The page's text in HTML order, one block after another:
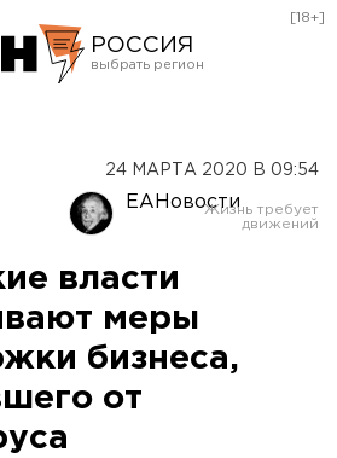
РОССИЯ
Оренбург
[18+]
24 МАРТА 2020 В 09:54
ЕАНовости
власти
меры
бизнеса,
от